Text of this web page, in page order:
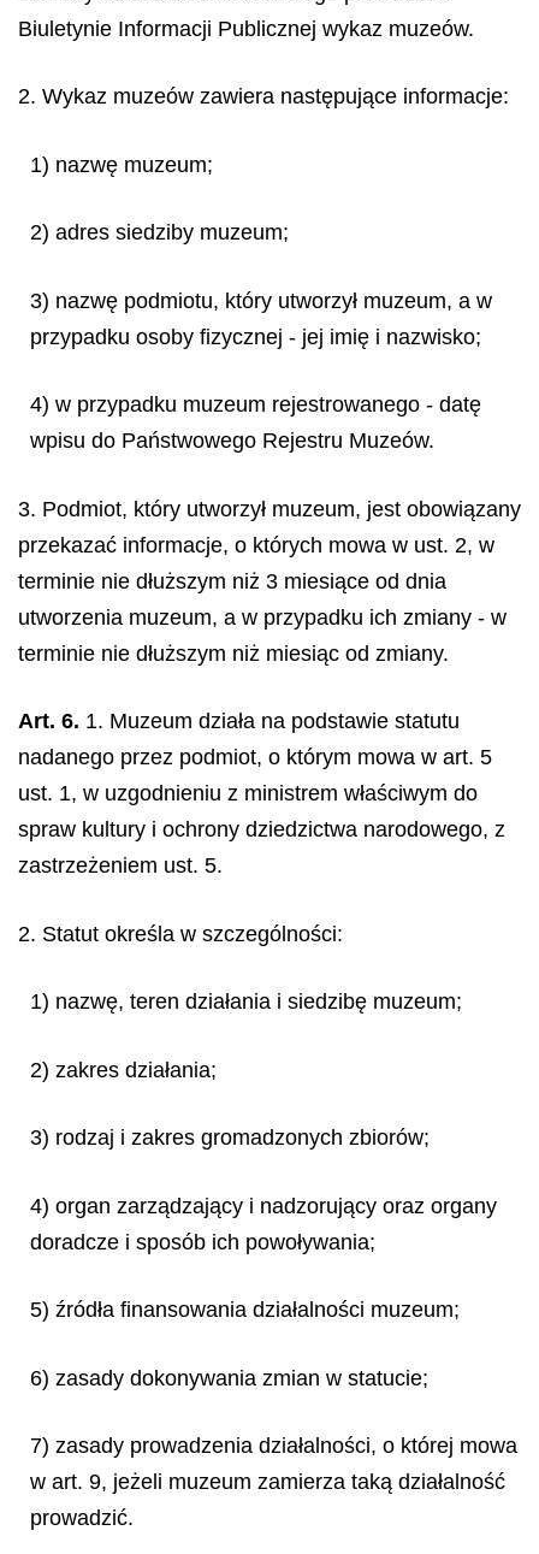
Biuletynie Informacji Publicznej wykaz muzeów.
2. Wykaz muzeów zawiera następujące informacje:
1) nazwę muzeum;
2) adres siedziby muzeum;
3) nazwę podmiotu, który utworzył muzeum, a w
przypadku osoby fizycznej - jej imię i nazwisko;
4) w przypadku muzeum rejestrowanego - datę
wpisu do Państwowego Rejestru Muzeów.
3. Podmiot, który utworzył muzeum, jest obowiązany
przekazać informacje, o których mowa w ust. 2, w
terminie nie dłuższym niż 3 miesiące od dnia
utworzenia muzeum, a w przypadku ich zmiany - w
terminie nie dłuższym niż miesiąc od zmiany.
Art. 6. 1. Muzeum działa na podstawie statutu
nadanego przez podmiot, o którym mowa w art. 5
ust. 1, w uzgodnieniu z ministrem właściwym do
spraw kultury i ochrony dziedzictwa narodowego, z
zastrzeżeniem ust. 5.
2. Statut określa w szczególności:
1) nazwę, teren działania i siedzibę muzeum;
2) zakres działania;
3) rodzaj i zakres gromadzonych zbiorów;
4) organ zarządzający i nadzorujący oraz organy
doradcze i sposób ich powoływania;
5) źródła finansowania działalności muzeum;
6) zasady dokonywania zmian w statucie;
7) zasady prowadzenia działalności, o której mowa
w art. 9, jeżeli muzeum zamierza taką działalność
prowadzić.